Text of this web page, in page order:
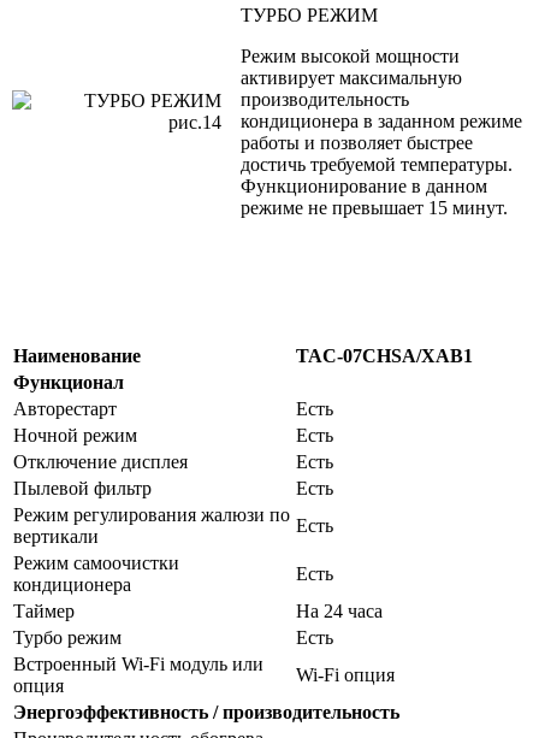
ТУРБО РЕЖИМ
Режим высокой мощности
активирует максимальную
производительность
кондиционера в заданном режиме
работы и позволяет быстрее
достичь требуемой температуры.
Функционирование в данном
режиме не превышает 15 минут.
Наименование
TAC-07CHSA/XAB1
Функционал
Авторестарт
Есть
Ночной режим
Есть
Отключение дисплея
Есть
Пылевой фильтр
Есть
Режим регулирования жалюзи по
вертикали
Есть
Режим самоочистки
кондиционера
Есть
Таймер
На 24 часа
Турбо режим
Есть
Встроенный Wi-Fi модуль или
опция
Wi-Fi опция
Энергоэффективность / производительность